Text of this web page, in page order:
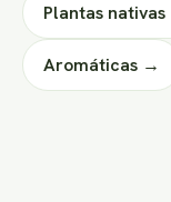
Plantas
Aromáticas →